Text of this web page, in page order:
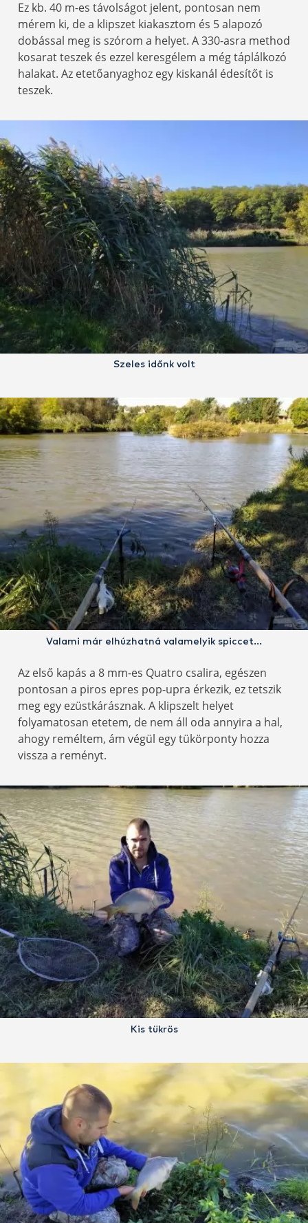
Ez kb. 40 m-es távolságot jelent, pontosan nem
mérem ki, de a klipszet kiakasztom és 5 alapozó
dobással meg is szórom a helyet. A 330-asra method
kosarat teszek és ezzel keresgélem a még táplálkozó
halakat. Az etetőanyaghoz egy kiskanál édesítőt is
teszek.
Szeles időnk volt
Valami már elhúzhatná valamelyik spiccet…
Az első kapás a 8 mm-es Quatro csalira, egészen
pontosan a piros epres pop-upra érkezik, ez tetszik
meg egy ezüstkárásznak. A klipszelt helyet
folyamatosan etetem, de nem áll oda annyira a hal,
ahogy reméltem, ám végül egy tükörponty hozza
vissza a reményt.
Kis tükrös